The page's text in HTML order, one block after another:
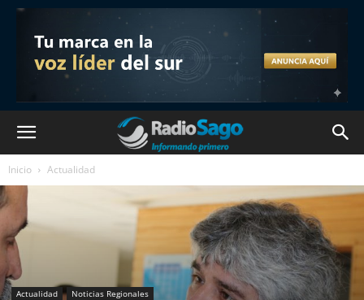
Inicio Actualidad
Actualidad Noticias Regionales